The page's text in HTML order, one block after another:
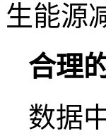
生能源
合理
数据